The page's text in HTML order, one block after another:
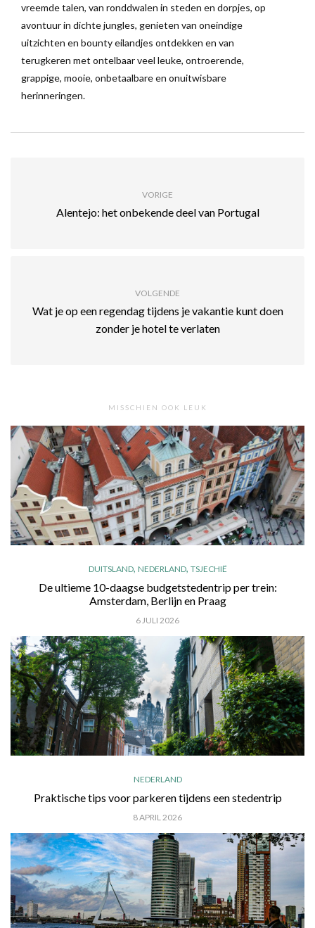
vreemde talen, van ronddwalen in steden en dorpjes, op
avontuur in dichte jungles, genieten van oneindige
uitzichten en bounty eilandjes ontdekken en van
terugkeren met ontelbaar veel leuke, ontroerende,
grappige, mooie, onbetaalbare en onuitwisbare
herinneringen.
VORIGE
Alentejo: het onbekende deel van Portugal
VOLGENDE
Wat je op een regendag tijdens je vakantie kunt doen
zonder je hotel te verlaten
MISSCHIEN OOK LEUK
DUITSLAND, NEDERLAND, TSJECHIË
De ultieme 10-daagse budgetstedentrip per trein:
Amsterdam, Berlijn en Praag
6 JULI 2026
NEDERLAND
Praktische tips voor parkeren tijdens een stedentrip
8 APRIL 2026